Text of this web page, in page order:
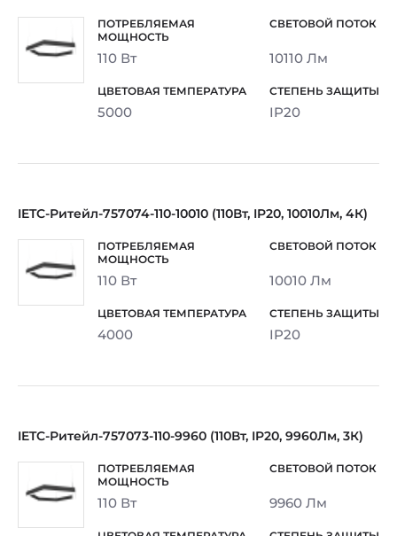
110 Вт 10110 Лм
5000 IP20
IETC-Ритейл-757074-110-10010 (110Вт, IP20, 10010Лм, 4К)
110 Вт 10010 Лм
4000 IP20
IETC-Ритейл-757073-110-9960 (110Вт, IP20, 9960Лм, 3К)
110 Вт 9960 Лм